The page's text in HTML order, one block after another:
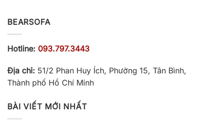
BEARSOFA
Hotline: 093.797.3443
Địa chỉ: 51/2 Phan Huy Ích, Phường 15, Tân Bình,
Thành phố Hồ Chí Minh
BÀI VIẾT MỚI NHẤT